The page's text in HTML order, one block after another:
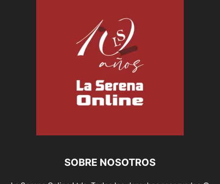
SOBRE NOSOTROS